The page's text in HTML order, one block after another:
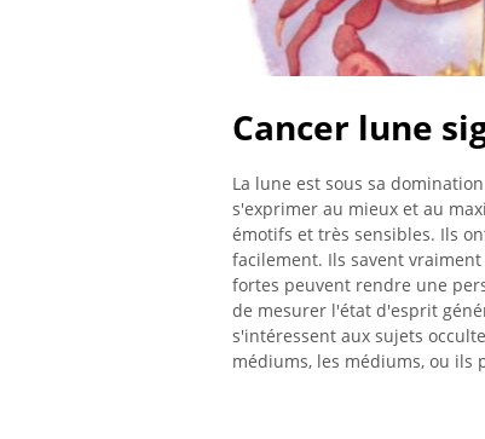
Cancer lune
La lune est sous sa
s'exprimer au mieux et au
émotifs et très sensibles. Ils
facilement. Ils savent
fortes peuvent rendre une
de mesurer l'état d'esprit
s'intéressent aux sujets
médiums, les médiums, ou ils